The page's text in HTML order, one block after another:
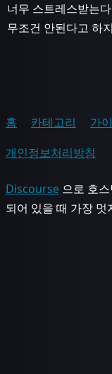
너무 스트레스받는다
무조건 안된다고 하
홈 카테고리 가
개인정보처리방침
Discourse 으로 호
되어 있을 때 가장 멋